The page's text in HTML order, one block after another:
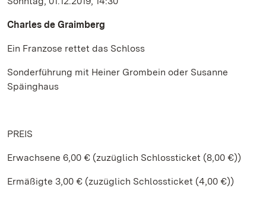
Charles de Graimberg
Ein Franzose rettet das Schloss
Sonderführung mit Heiner Grombein oder Susanne
Späinghaus
PREIS
Erwachsene 6,00 € (zuzüglich Schlossticket (8,00 €))
Ermäßigte 3,00 € (zuzüglich Schlossticket (4,00 €))